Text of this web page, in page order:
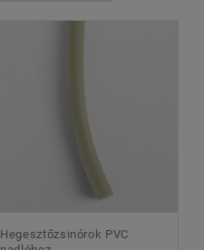
Hegesztőzsinórok PVC